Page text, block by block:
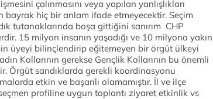
çalınmasını veya yapılan yanlışlıkları
bayrak hiç bir anlam ifade etmeyecektir. Seçim
tutanaklarında boşa gittiğini sanırım CHP
15 milyon insanın yaşadığı ve 10 milyona yakın
üyeyi bilinçlendirip eğitemeyen bir örgüt ülkeyi
Kollarının gerekse Gençlik Kollarının bu önemli
Örgüt sandıklarda gerekli koordinasyonu
etkin ve başarılı olamamıştır. İl ve ilçe
profiline uygun toplantı ziyaret etkinlik vs